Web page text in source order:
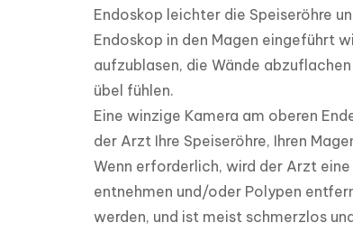
Endoskop leichter die Speiseröhre
Endoskop in den Magen eingeführt
aufzublasen, die Wände
übel fühlen.
Eine winzige Kamera am oberen
der Arzt Ihre Speiseröhre, Ihren
Wenn erforderlich, wird der Arzt
entnehmen und/oder Polypen
werden, und ist meist schmerzlos